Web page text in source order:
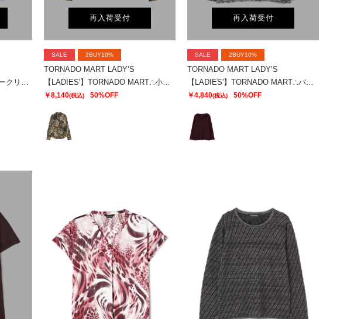
再入荷受付
SALE 2BUY10%
TORNADO MART LADY’S
￥8,140(税込) 50%OFF
再入荷受付
SALE 2BUY10%
TORNADO MART LADY’S
【LADIES'】TORNADO MART∴バブリーパイルUネックプルオーバー
￥4,840(税込) 50%OFF